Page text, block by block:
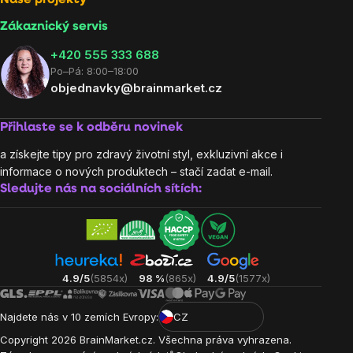
Zákaznický servis
‭+420 555 333 688
Po–Pá: 8:00–18:00
objednavky@brainmarket.cz
Přihlaste se k odběru novinek
a získejte tipy pro zdravý životní styl, exkluzivní akce i
informace o nových produktech – stačí zadat e-mail.
Sledujte nás na sociálních sítích:
4.9/5(5854x) 98 %(865x) 4.9/5(1577x)
Najdete nás v 10 zemích Evropy:
CZ
Copyright 2026 BrainMarket.cz. Všechna práva vyhrazena.